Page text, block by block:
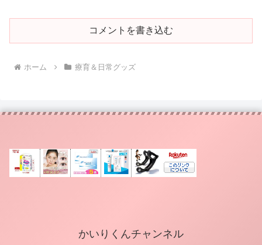
コメントを書き込む
ホーム 療育＆日常グッズ
かいりくんチャンネル